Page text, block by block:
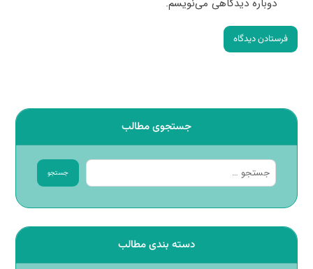
دوباره دیدگاهی می‌نویسم.
فرستادن دیدگاه
جستجوی مطالب
جستجو
دسته بندی مطالب